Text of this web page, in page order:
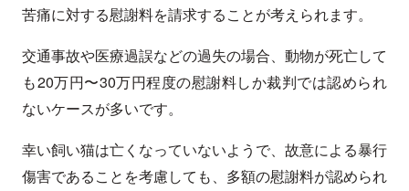
苦痛に対する慰謝料を請求することが考えられます。
交通事故や医療過誤などの過失の場合、動物が死亡して
も20万円〜30万円程度の慰謝料しか裁判では認められ
ないケースが多いです。
幸い飼い猫は亡くなっていないようで、故意による暴行
傷害であることを考慮しても、多額の慰謝料が認められ